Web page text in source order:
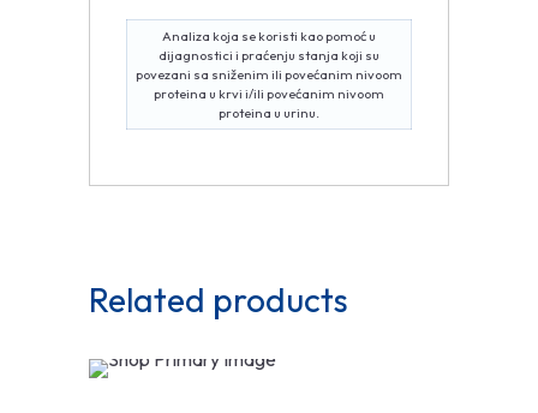
Analiza koja se koristi kao pomoć u
dijagnostici i praćenju stanja koji su
povezani sa sniženim ili povećanim nivoom
proteina u krvi i/ili povećanim nivoom
proteina u urinu.
Related products